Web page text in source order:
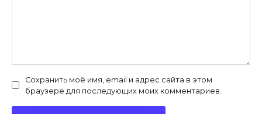
Сохранить моё имя, email и адрес сайта в этом
браузере для последующих моих комментариев.